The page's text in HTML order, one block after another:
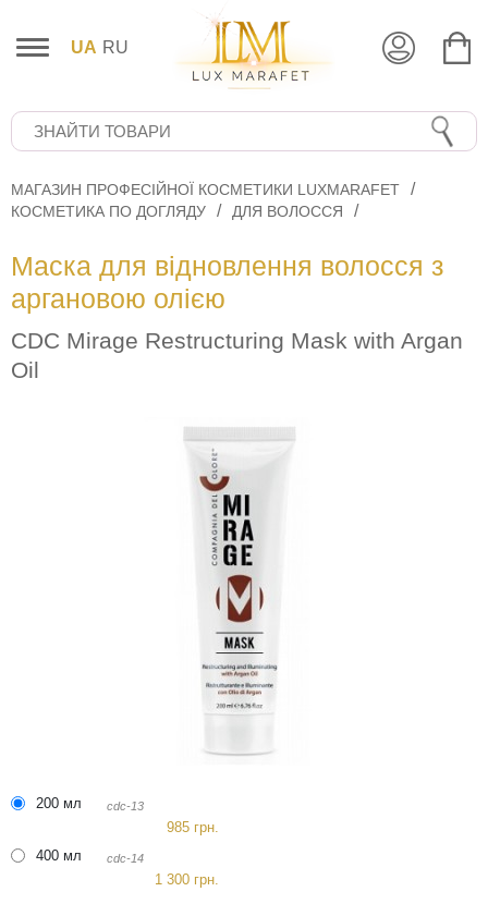
UA RU
МАГАЗИН ПРОФЕСІЙНОЇ КОСМЕТИКИ LUXMARAFET
КОСМЕТИКА ПО ДОГЛЯДУ
ДЛЯ ВОЛОССЯ
Маска для відновлення волосся з
аргановою олією
CDC Mirage Restructuring Mask with Argan
Oil
200 мл cdc-13
985 грн.
400 мл
cdc-14
1 300 грн.